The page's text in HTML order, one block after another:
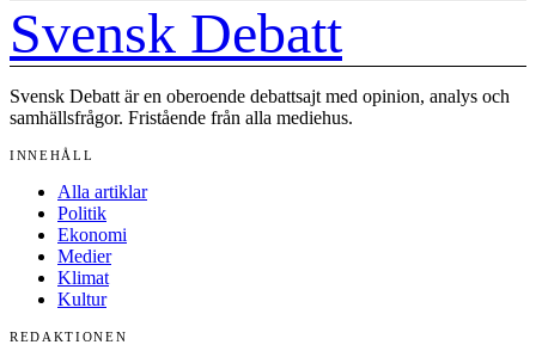
Svensk Debatt
Svensk Debatt är en oberoende debattsajt med opinion, analys och
samhällsfrågor. Fristående från alla mediehus.
INNEHÅLL
Alla artiklar
Politik
Ekonomi
Medier
Klimat
Kultur
REDAKTIONEN